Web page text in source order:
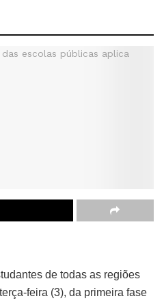
de todas as regiões
feira (3), da primeira fase